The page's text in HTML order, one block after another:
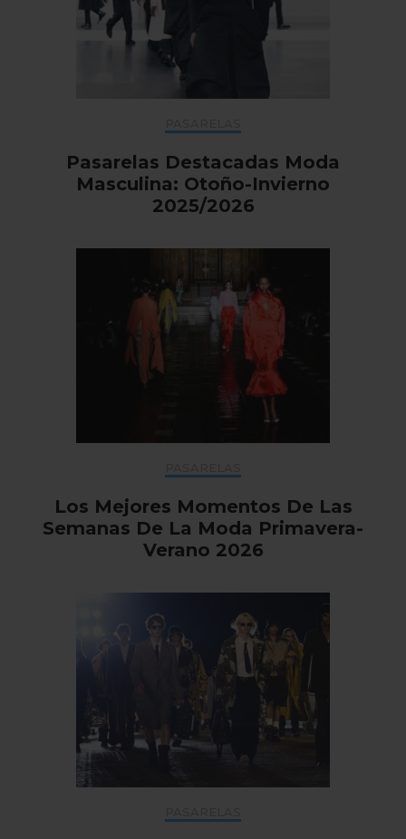
Pasarelas Destacadas Moda
Masculina: Otoño-Invierno
2025/2026
Los Mejores Momentos De Las
Semanas De La Moda Primavera-
Verano 2026